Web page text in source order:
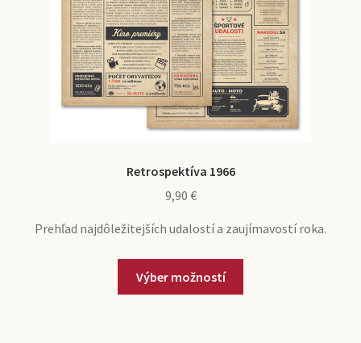
Retrospektíva 1966
9,90 €
Prehľad najdôležitejších udalostí a zaujímavostí roka.
Výber možností